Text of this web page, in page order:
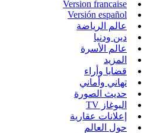
Version francaise
Versión español
عالم الرياضة
دين ودنيا
عالم الأسرة
المزيد
قضايا وأراء
تهاني وأماني
حديث الصورة
البوغاز TV
إعلانات عقارية
حول العالم